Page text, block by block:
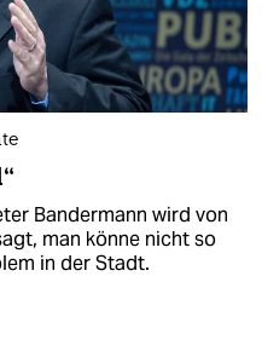
Bandermann wird von
man könne nicht so
in der Stadt.